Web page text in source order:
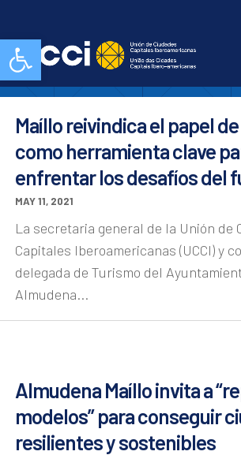
Abrir barra de herramientasCEIB
Maíllo reivindica el papel
como herramienta clave
enfrentar los desafíos del
MAY 11, 2021
La secretaria general de la Unión de
Capitales Iberoamericanas (UCCI) y
delegada de Turismo del
Almudena...
Almudena Maíllo invita a
modelos” para conseguir
resilientes y sostenibles